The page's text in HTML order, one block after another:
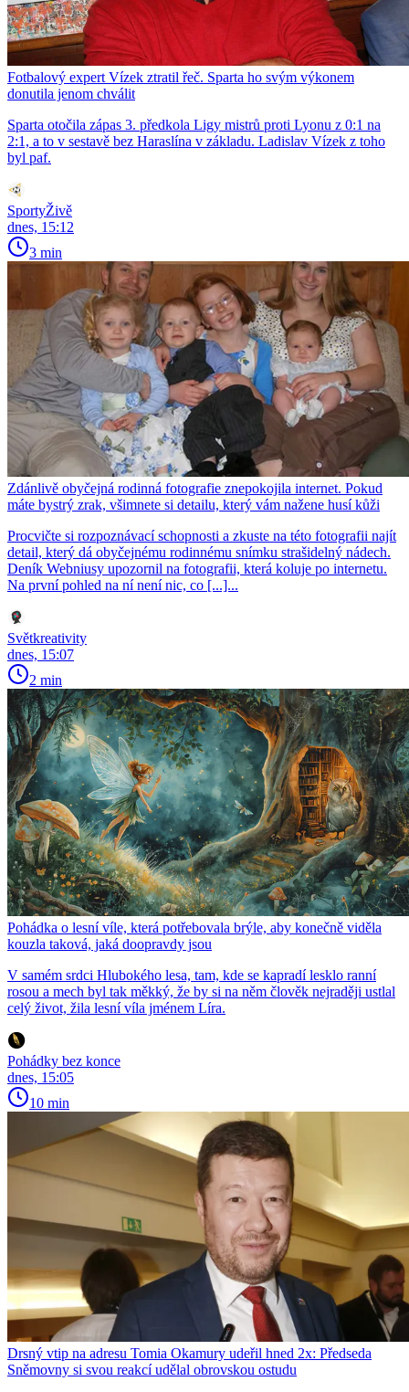
Fotbalový expert Vízek ztratil řeč. Sparta ho svým výkonem
donutila jenom chválit
Sparta otočila zápas 3. předkola Ligy mistrů proti Lyonu z 0:1 na
2:1, a to v sestavě bez Haraslína v základu. Ladislav Vízek z toho
byl paf.
SportyŽivě
dnes, 15:12
3 min
Zdánlivě obyčejná rodinná fotografie znepokojila internet. Pokud
máte bystrý zrak, všimnete si detailu, který vám nažene husí kůži
Procvičte si rozpoznávací schopnosti a zkuste na této fotografii najít
detail, který dá obyčejnému rodinnému snímku strašidelný nádech.
Deník Webniusy upozornil na fotografii, která koluje po internetu.
Na první pohled na ní není nic, co [...]...
Světkreativity
dnes, 15:07
2 min
Pohádka o lesní víle, která potřebovala brýle, aby konečně viděla
kouzla taková, jaká doopravdy jsou
V samém srdci Hlubokého lesa, tam, kde se kapradí lesklo ranní
rosou a mech byl tak měkký, že by si na něm člověk nejraději ustlal
celý život, žila lesní víla jménem Líra.
Pohádky bez konce
dnes, 15:05
10 min
Drsný vtip na adresu Tomia Okamury udeřil hned 2x: Předseda
Sněmovny si svou reakcí udělal obrovskou ostudu